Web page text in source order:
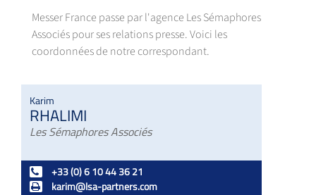
Messer France passe par l'agence Les Sémaphores
Associés pour ses relations presse. Voici les
coordonnées de notre correspondant.
Karim
RHALIMI
Les Sémaphores Associés
+33 (0) 6 10 44 36 21
karim@lsa-partners.com